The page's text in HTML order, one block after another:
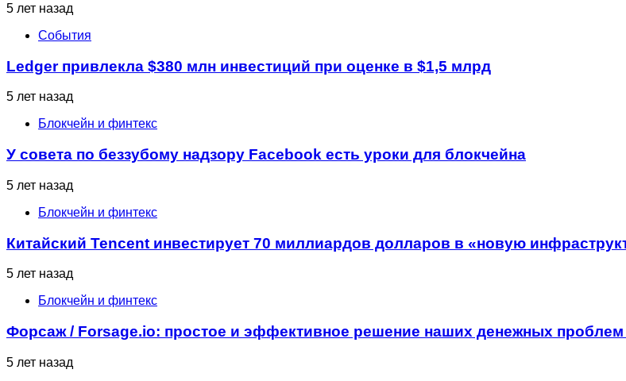
5 лет назад
События
Ledger привлекла $380 млн инвестиций при оценке в $1,5 млрд
5 лет назад
Блокчейн и финтекс
У совета по беззубому надзору Facebook есть уроки для блокчейна
5 лет назад
Блокчейн и финтекс
Китайский Tencent инвестирует 70 миллиардов долларов в «новую
5 лет назад
Блокчейн и финтекс
Форсаж / Forsage.io: простое и эффективное решение наших денежных
5 лет назад